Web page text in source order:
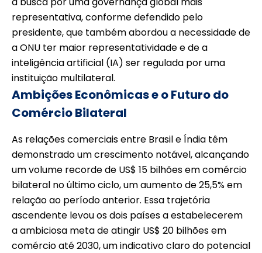
representativa, conforme defendido pelo
presidente, que também abordou a necessidade de
a ONU ter maior representatividade e de a
inteligência artificial (IA) ser regulada por uma
instituição multilateral.
Ambições Econômicas e o Futuro do
Comércio Bilateral
As relações comerciais entre Brasil e Índia têm
demonstrado um crescimento notável, alcançando
um volume recorde de US$ 15 bilhões em comércio
bilateral no último ciclo, um aumento de 25,5% em
relação ao período anterior. Essa trajetória
ascendente levou os dois países a estabelecerem
a ambiciosa meta de atingir US$ 20 bilhões em
comércio até 2030, um indicativo claro do potencial